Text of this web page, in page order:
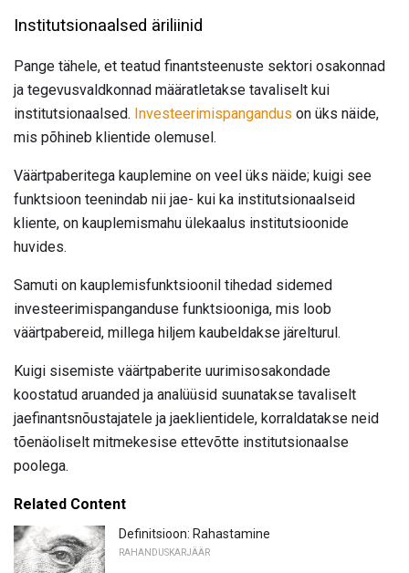
Institutsionaalsed äriliinid
Pange tähele, et teatud finantsteenuste sektori osakonnad
ja tegevusvaldkonnad määratletakse tavaliselt kui
institutsionaalsed. Investeerimispangandus on üks näide,
mis põhineb klientide olemusel.
Väärtpaberitega kauplemine on veel üks näide; kuigi see
funktsioon teenindab nii jae- kui ka institutsionaalseid
kliente, on kauplemismahu ülekaalus institutsioonide
huvides.
Samuti on kauplemisfunktsioonil tihedad sidemed
investeerimispanganduse funktsiooniga, mis loob
väärtpabereid, millega hiljem kaubeldakse järelturul.
Kuigi sisemiste väärtpaberite uurimisosakondade
koostatud aruanded ja analüüsid suunatakse tavaliselt
jaefinantsnõustajatele ja jaeklientidele, korraldatakse neid
tõenäoliselt mitmekesise ettevõtte institutsionaalse
poolega.
Related Content
Definitsioon: Rahastamine
RAHANDUSKARJÄÄR